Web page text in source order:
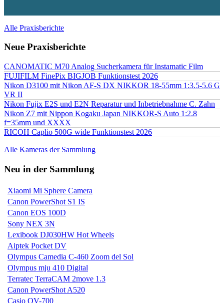
Alle Praxisberichte
Neue Praxisberichte
CANOMATIC M70 Analog Sucherkamera für Instamatic Film
FUJIFILM FinePix BIGJOB Funktionstest 2026
Nikon D3100 mit Nikon AF-S DX NIKKOR 18-55mm 1:3.5-5.6 G
VR II
Nikon Fujix E2S und E2N Reparatur und Inbetriebnahme C. Zahn
Nikon Z7 mit Nippon Kogaku Japan NIKKOR-S Auto 1:2.8
f=35mm und XXXX
RICOH Caplio 500G wide Funktionstest 2026
Alle Kameras der Sammlung
Neu in der Sammlung
Xiaomi Mi Sphere Camera
Canon PowerShot S1 IS
Canon EOS 100D
Sony NEX 3N
Lexibook DJ030HW Hot Wheels
Aiptek Pocket DV
Olympus Camedia C-460 Zoom del Sol
Olympus mju 410 Digital
Terratec TerraCAM 2move 1.3
Canon PowerShot A520
Casio QV-700